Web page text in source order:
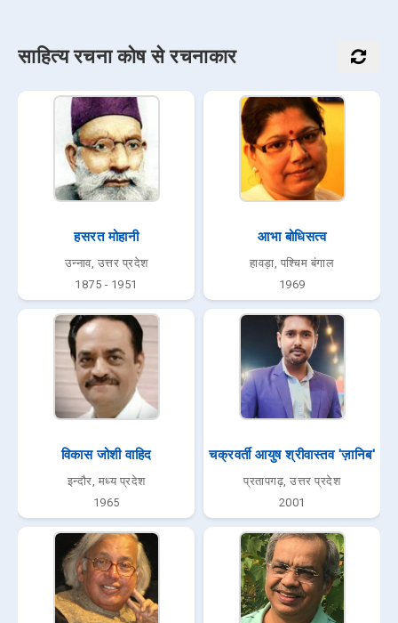
साहित्य रचना कोष से रचनाकार
हसरत मोहानी
उन्नाव, उत्तर प्रदेश
1875 - 1951
आभा बोधिसत्व
हावड़ा, पश्चिम बंगाल
1969
विकास जोशी वाहिद
इन्दौर, मध्य प्रदेश
1965
चक्रवर्ती आयुष श्रीवास्तव 'ज़ानिब'
प्रतापगढ़, उत्तर प्रदेश
2001